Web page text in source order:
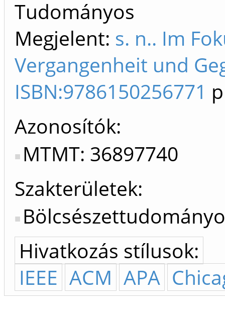
Tudományos
Megjelent: s. n.. Im
Vergangenheit und
ISBN:9786150256771
Azonosítók
MTMT: 36897740
Szakterületek:
Hivatkozás stílusok:
IEEE ACM APA